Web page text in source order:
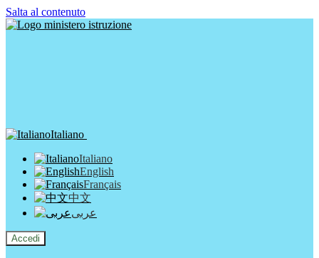
Salta al contenuto
Italiano
Italiano
English
Français
中文
عربى
Accedi